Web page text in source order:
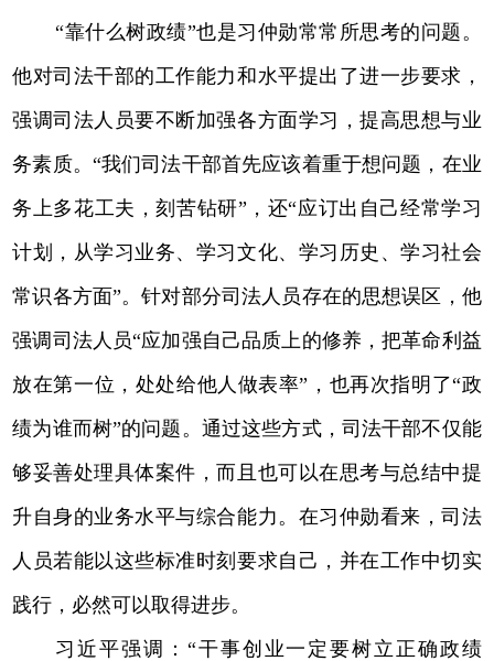
“靠什么树政绩”也是习仲勋常常所思考的问题。
他对司法干部的工作能力和水平提出了进一步要求，
强调司法人员要不断加强各方面学习，提高思想与业
务素质。“我们司法干部首先应该着重于想问题，在业
务上多花工夫，刻苦钻研”，还“应订出自己经常学习
计划，从学习业务、学习文化、学习历史、学习社会
常识各方面”。针对部分司法人员存在的思想误区，他
强调司法人员“应加强自己品质上的修养，把革命利益
放在第一位，处处给他人做表率”，也再次指明了“政
绩为谁而树”的问题。通过这些方式，司法干部不仅能
够妥善处理具体案件，而且也可以在思考与总结中提
升自身的业务水平与综合能力。在习仲勋看来，司法
人员若能以这些标准时刻要求自己，并在工作中切实
践行，必然可以取得进步。
习近平强调：“干事创业一定要树立正确政绩